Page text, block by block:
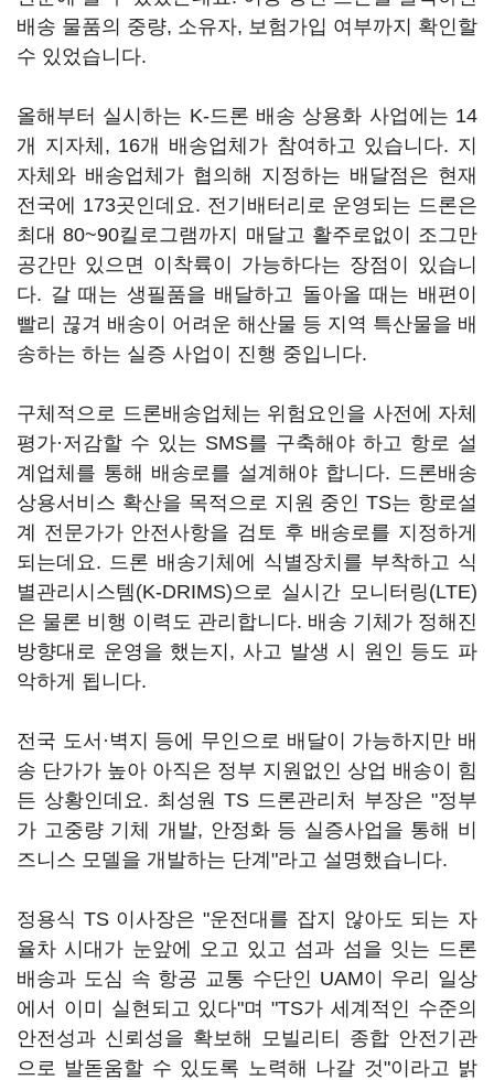
배송 물품의 중량, 소유자, 보험가입 여부까지 확인할
수 있었습니다.
올해부터 실시하는 K-드론 배송 상용화 사업에는 14
개 지자체, 16개 배송업체가 참여하고 있습니다. 지
자체와 배송업체가 협의해 지정하는 배달점은 현재
전국에 173곳인데요. 전기배터리로 운영되는 드론은
최대 80~90킬로그램까지 매달고 활주로없이 조그만
공간만 있으면 이착륙이 가능하다는 장점이 있습니
다. 갈 때는 생필품을 배달하고 돌아올 때는 배편이
빨리 끊겨 배송이 어려운 해산물 등 지역 특산물을 배
송하는 하는 실증 사업이 진행 중입니다.
구체적으로 드론배송업체는 위험요인을 사전에 자체
평가·저감할 수 있는 SMS를 구축해야 하고 항로 설
계업체를 통해 배송로를 설계해야 합니다. 드론배송
상용서비스 확산을 목적으로 지원 중인 TS는 항로설
계 전문가가 안전사항을 검토 후 배송로를 지정하게
되는데요. 드론 배송기체에 식별장치를 부착하고 식
별관리시스템(K-DRIMS)으로 실시간 모니터링(LTE)
은 물론 비행 이력도 관리합니다. 배송 기체가 정해진
방향대로 운영을 했는지, 사고 발생 시 원인 등도 파
악하게 됩니다.
전국 도서·벽지 등에 무인으로 배달이 가능하지만 배
송 단가가 높아 아직은 정부 지원없인 상업 배송이 힘
든 상황인데요. 최성원 TS 드론관리처 부장은 "정부
가 고중량 기체 개발, 안정화 등 실증사업을 통해 비
즈니스 모델을 개발하는 단계"라고 설명했습니다.
정용식 TS 이사장은 "운전대를 잡지 않아도 되는 자
율차 시대가 눈앞에 오고 있고 섬과 섬을 잇는 드론
배송과 도심 속 항공 교통 수단인 UAM이 우리 일상
에서 이미 실현되고 있다"며 "TS가 세계적인 수준의
안전성과 신뢰성을 확보해 모빌리티 종합 안전기관
으로 발돋움할 수 있도록 노력해 나갈 것"이라고 밝